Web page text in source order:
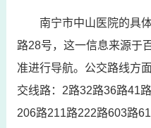
南宁市中山医院的具
路28号，这一信息来源于
准进行导航。公交路线方
交线路：2路32路36路41
206路211路222路603路